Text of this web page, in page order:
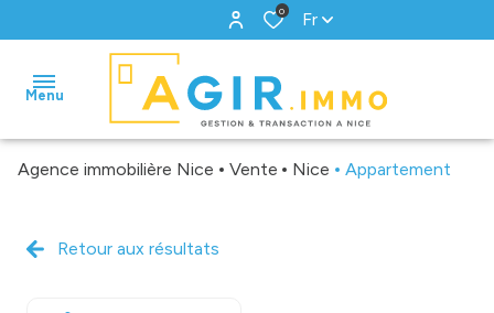
0 Fr
Menu
ventes
Agence immobilière Nice Vente Nice Appartement
Retour aux résultats